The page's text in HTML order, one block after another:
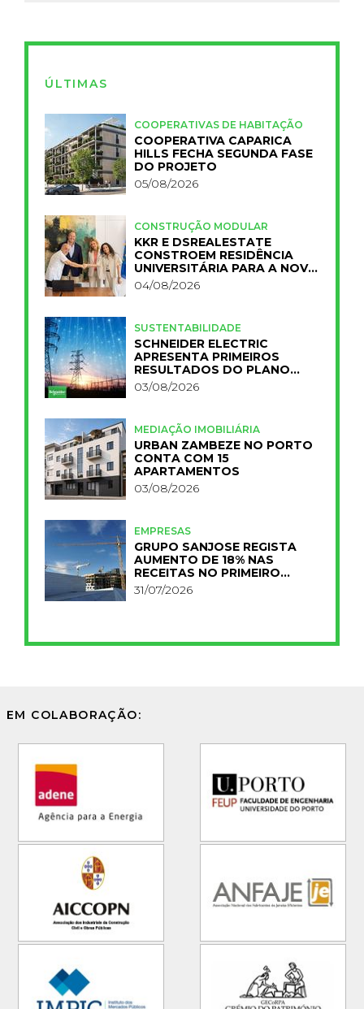
ÚLTIMAS
COOPERATIVAS DE HABITAÇÃO
COOPERATIVA CAPARICA
HILLS FECHA SEGUNDA FASE
DO PROJETO
05/08/2026
CONSTRUÇÃO MODULAR
KKR E DSREALESTATE
CONSTROEM RESIDÊNCIA
UNIVERSITÁRIA PARA A NOVA
FCT
04/08/2026
SUSTENTABILIDADE
SCHNEIDER ELECTRIC
APRESENTA PRIMEIROS
RESULTADOS DO PLANO
IMPACT 2030
03/08/2026
MEDIAÇÃO IMOBILIÁRIA
URBAN ZAMBEZE NO PORTO
CONTA COM 15
APARTAMENTOS
03/08/2026
EMPRESAS
GRUPO SANJOSE REGISTA
AUMENTO DE 18% NAS
RECEITAS NO PRIMEIRO
SEMESTRE
31/07/2026
EM COLABORAÇÃO: